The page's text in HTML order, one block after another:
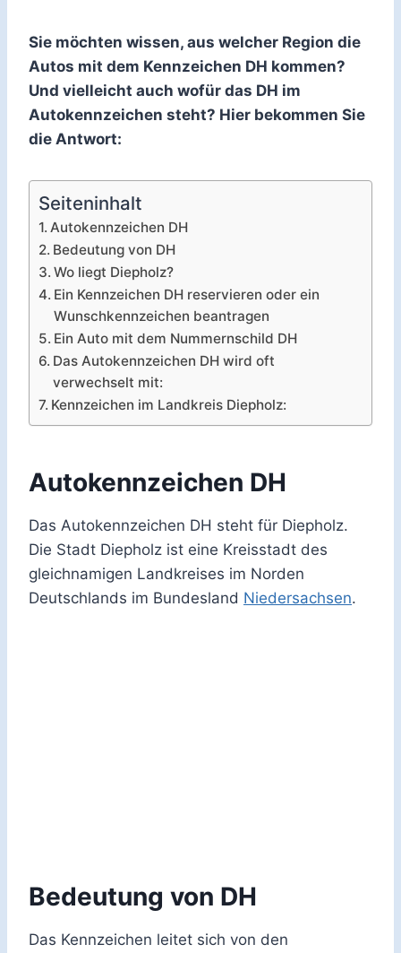
Sie möchten wissen, aus welcher Region die
Autos mit dem Kennzeichen DH kommen?
Und vielleicht auch wofür das DH im
Autokennzeichen steht? Hier bekommen Sie
die Antwort:
Seiteninhalt
Autokennzeichen DH
Bedeutung von DH
Wo liegt Diepholz?
Ein Kennzeichen DH reservieren oder ein
Wunschkennzeichen beantragen
Ein Auto mit dem Nummernschild DH
Das Autokennzeichen DH wird oft
verwechselt mit:
Kennzeichen im Landkreis Diepholz:
Autokennzeichen DH
Das Autokennzeichen DH steht für Diepholz.
Die Stadt Diepholz ist eine Kreisstadt des
gleichnamigen Landkreises im Norden
Deutschlands im Bundesland Niedersachsen.
Bedeutung von DH
Das Kennzeichen leitet sich von den